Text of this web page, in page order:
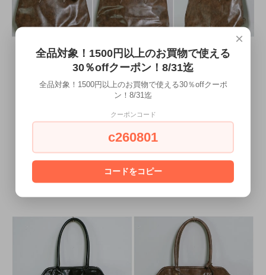
×
全品対象！1500円以上のお買物で使える
30％offクーポン！8/31迄
全品対象！1500円以上のお買物で使える30％offクーポ
ン！8/31迄
クーポンコード
c260801
コードをコピー